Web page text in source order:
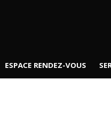
ESPACE RENDEZ-VOUS